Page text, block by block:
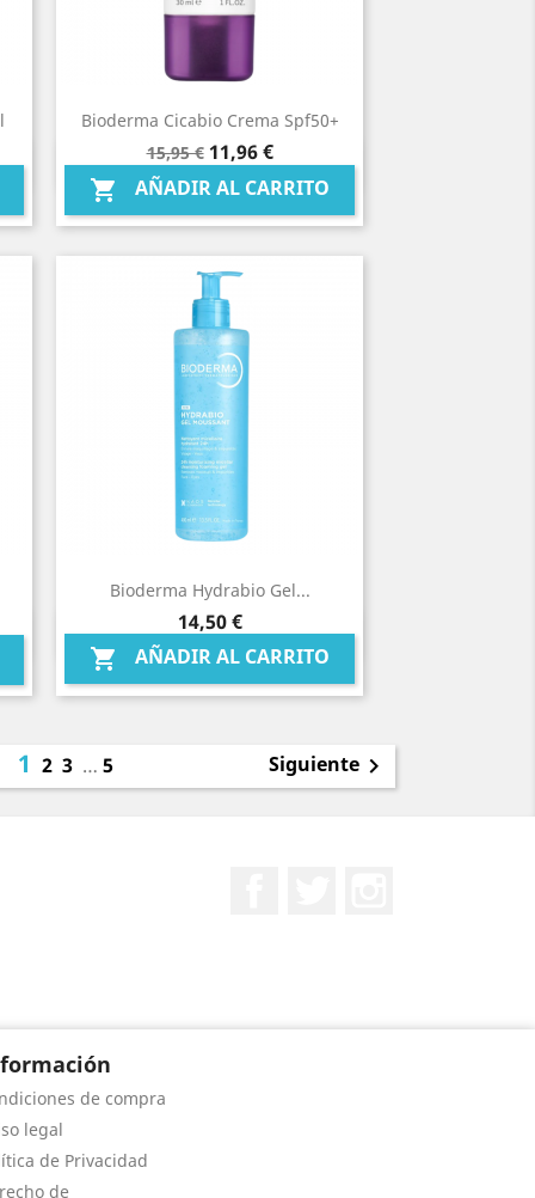
Bioderma Cicabio Crema Spf50+
Precio
base
15,95 € Precio
11,96 €
 AÑADIR AL CARRITO
Vista rápida
Bioderma Hydrabio Gel...
Precio
14,50 €
 AÑADIR AL CARRITO
Vista rápida
123 … 5 Siguiente
de compra
legal
de Privacidad
de